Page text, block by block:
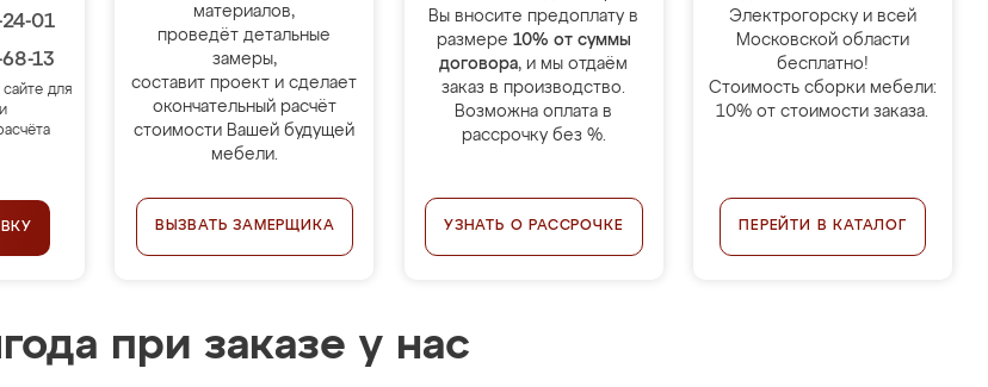
01
13
сайте для
материалов,
проведёт детальные
замеры,
составит проект и сделает
окончательный расчёт
стоимости Вашей будущей
мебели.
ВЫЗВАТЬ ЗАМЕРЩИКА
Вы вносите предоплату в
размере 10% от суммы
договора, и мы отдаём
заказ в производство.
Возможна оплата в
рассрочку без %.
УЗНАТЬ О РАССРОЧКЕ
Электрогорску и всей
Московской области
бесплатно!
Стоимость сборки мебели:
10% от стоимости заказа.
ПЕРЕЙТИ В КАТАЛОГ
при заказе у нас